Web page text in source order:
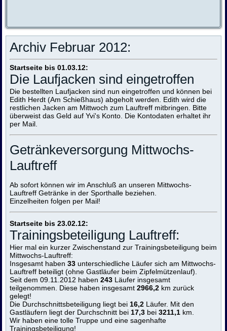
Archiv Februar 2012:
Startseite bis 01.03.12:
Die Laufjacken sind eingetroffen
Die bestellten Laufjacken sind nun eingetroffen und können bei
Edith Herdt (Am Schießhaus) abgeholt werden. Edith wird die
restlichen Jacken am Mittwoch zum Lauftreff mitbringen. Bitte
überweist das Geld auf Yvi's Konto. Die Kontodaten erhaltet ihr
per Mail.
Getränkeversorgung Mittwochs-
Lauftreff
Ab sofort können wir im Anschluß an unseren Mittwochs-
Lauftreff Getränke in der Sporthalle beziehen.
Einzelheiten folgen per Mail!
Startseite bis 23.02.12:
Trainingsbeteiligung Lauftreff:
Hier mal ein kurzer Zwischenstand zur Trainingsbeteiligung beim
Mittwochs-Lauftreff:
Insgesamt haben33 unterschiedliche Läufer sich am Mittwochs-
Lauftreff beteiligt (ohne Gastläufer beim Zipfelmützenlauf).
Seit dem 09.11.2012 haben243 Läufer insgesamt
teilgenommen. Diese haben insgesamt2966,2 km zurück
gelegt!
Die Durchschnittsbeteiligung liegt bei 16,2 Läufer. Mit den
Gastläufern liegt der Durchschnitt bei 17,3 bei3211,1 km.
Wir haben eine tolle Truppe und eine sagenhafte
Trainingsbeteiligung!